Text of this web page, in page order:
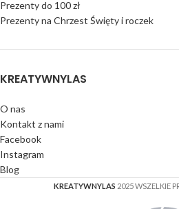
Prezenty do 100 zł
Prezenty na Chrzest Święty i roczek
KREATYWNYLAS
O nas
Kontakt z nami
Facebook
Instagram
Blog
KREATYWNYLAS 2025 WSZELKIE